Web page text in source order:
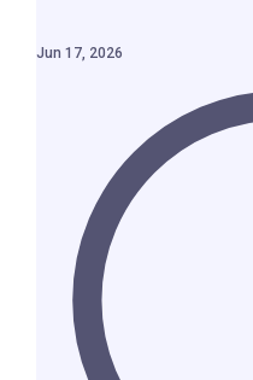
Jun 17, 2026